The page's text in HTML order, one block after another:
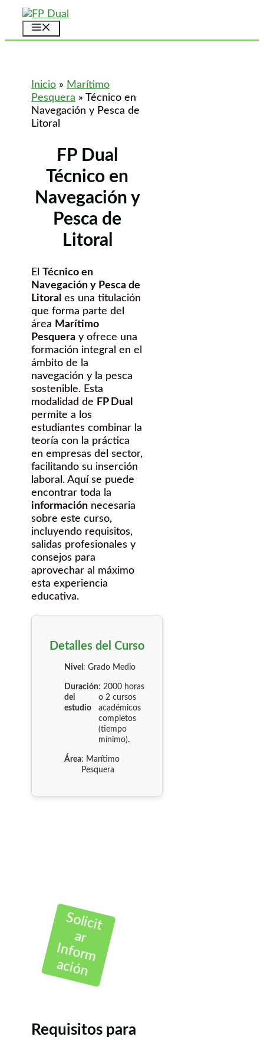
Saltar
contenido
Inicio » Marítimo
Pesquera » Técnico en
Navegación y Pesca de
Litoral
FP Dual
Técnico en
Navegación y
Pesca de
Litoral
El Técnico en
Navegación y Pesca de
Litoral es una titulación
que forma parte del
área Marítimo
Pesquera y ofrece una
formación integral en el
ámbito de la
navegación y la pesca
sostenible. Esta
modalidad de FP Dual
permite a los
estudiantes combinar la
teoría con la práctica
en empresas del sector,
facilitando su inserción
laboral. Aquí se puede
encontrar toda la
información necesaria
sobre este curso,
incluyendo requisitos,
salidas profesionales y
consejos para
aprovechar al máximo
esta experiencia
educativa.
Detalles del Curso
Nivel : Grado Medio
Duración
del
estudio
: 2000 horas
o 2 cursos
académicos
completos
(tiempo
mínimo).
Área: Marítimo
Pesquera
Solicit
ar
Inform
ación
Requisitos para